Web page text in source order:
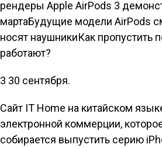
рендеры Apple AirPods 3
мартаБудущие модели AirPods
носят наушникиКак пропустить
работают?
3 30 сентября.
Сайт IT Home на китайском
электронной коммерции,
собирается выпустить серию